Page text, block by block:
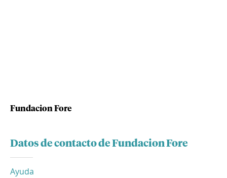
Fundacion Fore
Datos de contacto de Fundacion Fore
Ayuda